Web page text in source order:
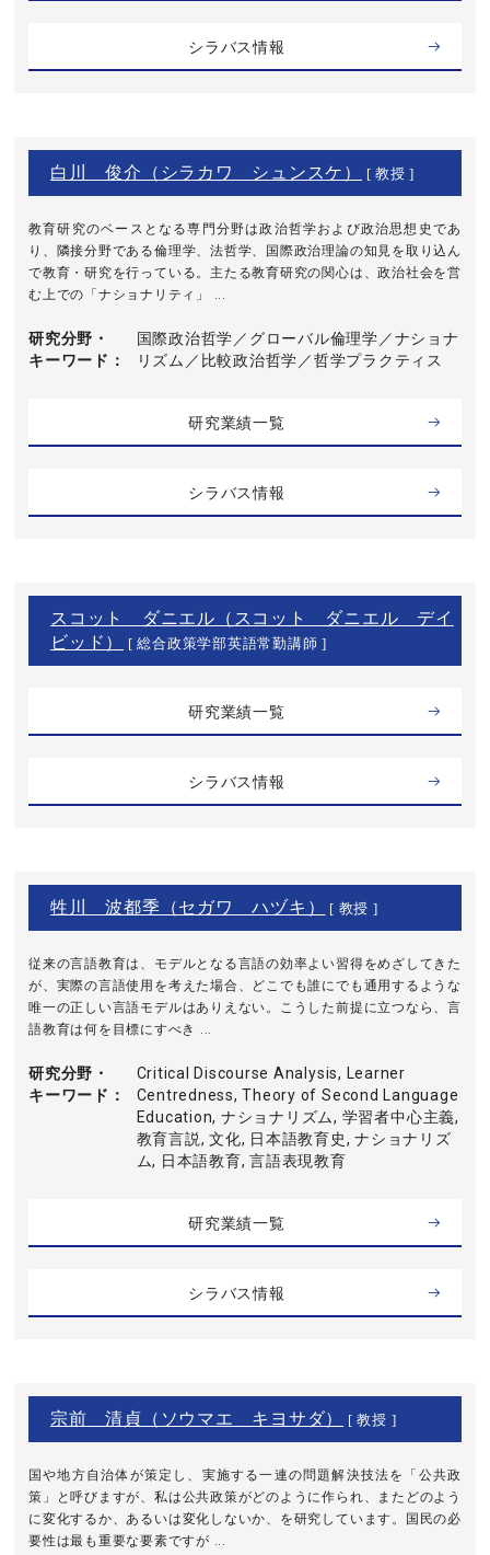
シラバス情報
白川 俊介（シラカワ シュンスケ） [ 教授 ]
教育研究のベースとなる専門分野は政治哲学および政治思想史であ
り、隣接分野である倫理学、法哲学、国際政治理論の知見を取り込ん
で教育・研究を行っている。主たる教育研究の関心は、政治社会を営
む上での「ナショナリティ」 ...
研究分野・
キーワード
国際政治哲学／グローバル倫理学／ナショナ
リズム／比較政治哲学／哲学プラクティス
研究業績一覧
シラバス情報
スコット ダニエル（スコット ダニエル デイ
ビッド）
[ 総合政策学部英語常勤講師 ]
研究業績一覧
シラバス情報
牲川 波都季（セガワ ハヅキ） [ 教授 ]
従来の言語教育は、モデルとなる言語の効率よい習得をめざしてきた
が、実際の言語使用を考えた場合、どこでも誰にでも通用するような
唯一の正しい言語モデルはありえない。こうした前提に立つなら、言
語教育は何を目標にすべき ...
研究分野・
キーワード
Critical Discourse Analysis, Learner
Centredness, Theory of Second Language
Education, ナショナリズム, 学習者中心主義,
教育言説, 文化, 日本語教育史, ナショナリズ
ム, 日本語教育, 言語表現教育
研究業績一覧
シラバス情報
宗前 清貞（ソウマエ キヨサダ） [ 教授 ]
国や地方自治体が策定し、実施する一連の問題解決技法を「公共政
策」と呼びますが、私は公共政策がどのように作られ、またどのよう
に変化するか、あるいは変化しないか、を研究しています。国民の必
要性は最も重要な要素ですが ...